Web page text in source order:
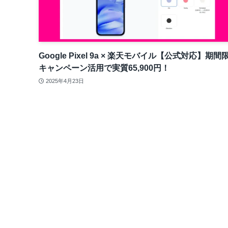
Google Pixel 9a × 楽天モバイル【公式対応】期間
キャンペーン活用で実質65,900円！
2025年4月23日